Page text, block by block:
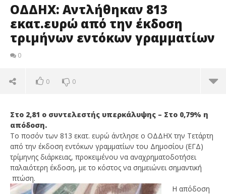
ΟΔΔΗΧ: Αντλήθηκαν 813
εκατ.ευρώ από την έκδοση
τριμήνων εντόκων γραμματίων
0
0 0
Στο 2,81 ο συντελεστής υπερκάλυψης – Στο 0,79% η
απόδοση.
Το ποσόν των 813 εκατ. ευρώ άντλησε ο ΟΔΔΗΧ την Τετάρτη
από την έκδοση εντόκων γραμματίων του Δημοσίου (ΕΓΔ)
τρίμηνης διάρκειας, προκειμένου να αναχρηματοδοτήσει
παλαιότερη έκδοση, με το κόστος να σημειώνει σημαντική
πτώση.
Η απόδοση